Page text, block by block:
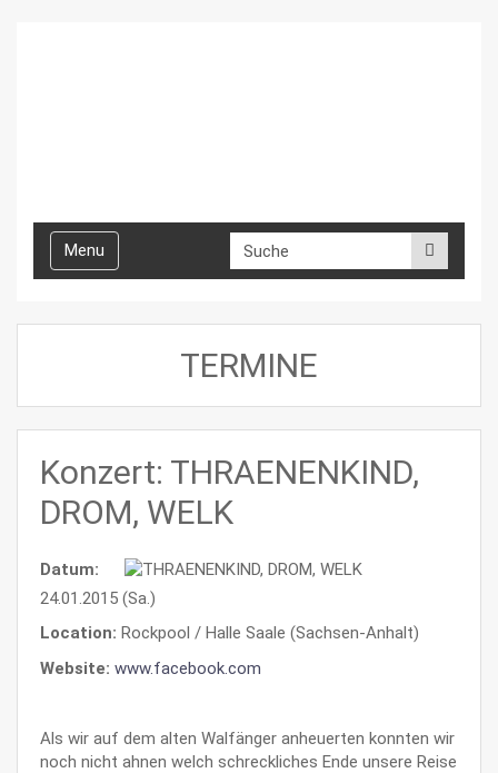
Toggle
navigation
Menu
TERMINE
Konzert: THRAENENKIND,
DROM, WELK
Datum:
24.01.2015 (Sa.)
Location: Rockpool / Halle Saale (Sachsen-Anhalt)
Website: www.facebook.com
Als wir auf dem alten Walfänger anheuerten konnten wir
noch nicht ahnen welch schreckliches Ende unsere Reise